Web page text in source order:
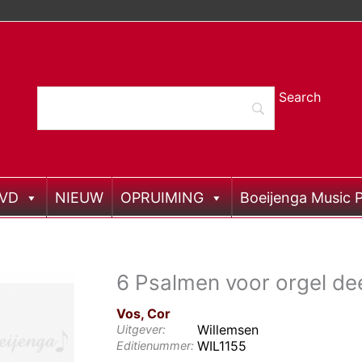
NIEUW OPRUIMING Boeijenga Music
6 Psalmen voor orgel
Vos, Cor
Uitgever: Willemsen
Editienummer: WIL1155